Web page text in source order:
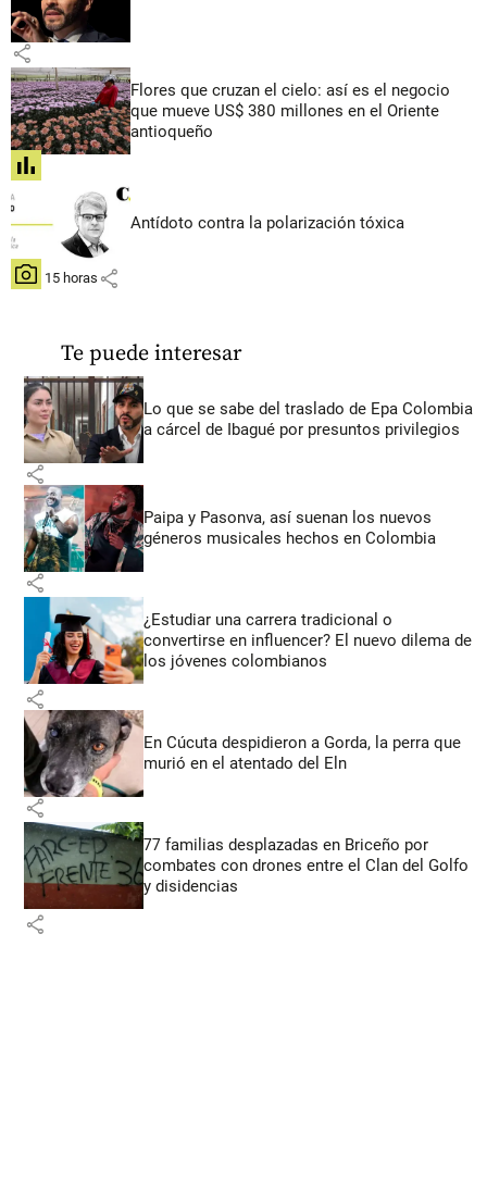
share
Flores que cruzan el cielo: así es el negocio
que mueve US$ 380 millones en el Oriente
antioqueño
share
Antídoto contra la polarización tóxica
hace 15 horas share
Te puede interesar
Lo que se sabe del traslado de Epa Colombia
a cárcel de Ibagué por presuntos privilegios
share
Paipa y Pasonva, así suenan los nuevos
géneros musicales hechos en Colombia
share
¿Estudiar una carrera tradicional o
convertirse en influencer? El nuevo dilema de
los jóvenes colombianos
share
En Cúcuta despidieron a Gorda, la perra que
murió en el atentado del Eln
share
77 familias desplazadas en Briceño por
combates con drones entre el Clan del Golfo
y disidencias
share